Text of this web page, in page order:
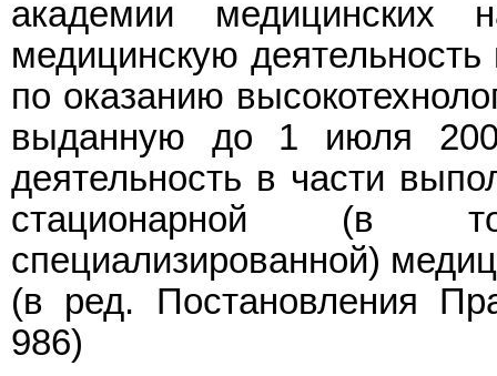
академии
медицинскую
по оказанию
выданную до 1 июля
деятельность в части
стационарной (в
специализированной)
(в ред. Постановления
986)